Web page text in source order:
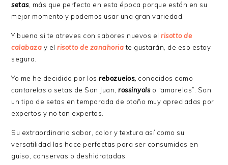
setas, más que perfecto en esta época porque están en su
mejor momento y podemos usar una gran variedad.
Y buena si te atreves con sabores nuevos elrisotto de
calabaza y elrisotto de zanahoriate gustarán, de eso estoy
segura.
Yo me he decidido por los rebozuelos, conocidos como
cantarelas o setas de San Juan,rossinyolso “amarelas”. Son
un tipo de setas en temporada de otoño muy apreciadas por
expertos y no tan expertos.
Su extraordinario sabor, color y textura así como su
versatilidad las hace perfectas para ser consumidas en
guiso, conservas o deshidratadas.